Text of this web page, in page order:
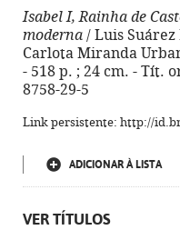
Isabel I, Rainha de
moderna / Luis
Carlota Miranda
- 518 p. ; 24 cm. - Tít.
8758-29-5
Link persistente: http://
ADICIONAR À LISTA
VER TÍTULOS